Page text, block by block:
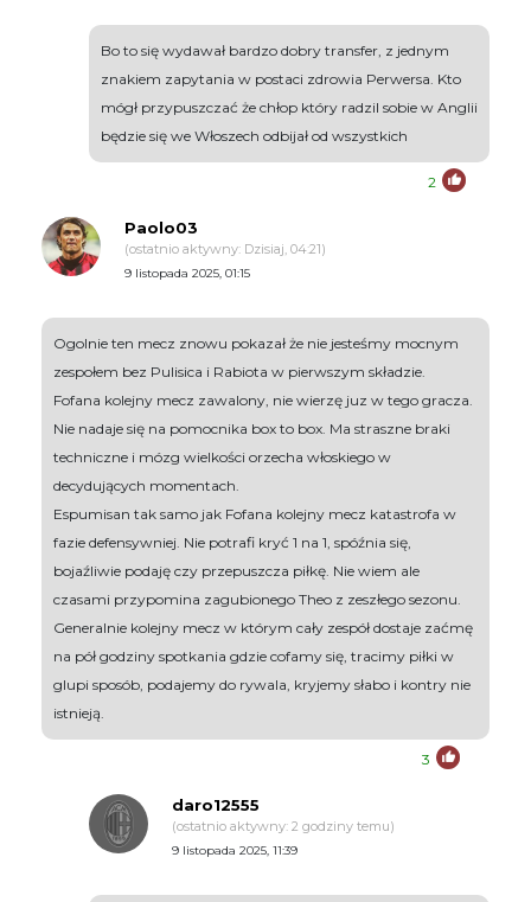
Bo to się wydawał bardzo dobry transfer, z jednym
znakiem zapytania w postaci zdrowia Perwersa. Kto
mógł przypuszczać że chłop który radzil sobie w Anglii
będzie się we Włoszech odbijał od wszystkich
2
Paolo03
(ostatnio aktywny: Dzisiaj, 04:21)
9 listopada 2025, 01:15
Ogolnie ten mecz znowu pokazał że nie jesteśmy mocnym
zespołem bez Pulisica i Rabiota w pierwszym składzie.
Fofana kolejny mecz zawalony, nie wierzę juz w tego gracza.
Nie nadaje się na pomocnika box to box. Ma straszne braki
techniczne i mózg wielkości orzecha włoskiego w
decydujących momentach.
Espumisan tak samo jak Fofana kolejny mecz katastrofa w
fazie defensywniej. Nie potrafi kryć 1 na 1, spóźnia się,
bojaźliwie podaję czy przepuszcza piłkę. Nie wiem ale
czasami przypomina zagubionego Theo z zeszłego sezonu.
Generalnie kolejny mecz w którym cały zespół dostaje zaćmę
na pół godziny spotkania gdzie cofamy się, tracimy piłki w
glupi sposób, podajemy do rywala, kryjemy słabo i kontry nie
istnieją.
3
daro12555
(ostatnio aktywny: 2 godziny temu)
9 listopada 2025, 11:39